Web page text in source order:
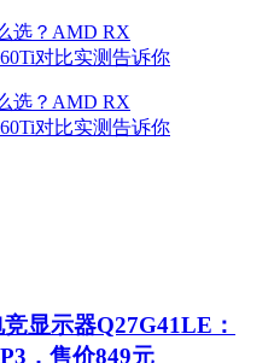
显示器Q27G41LE：
，售价849元